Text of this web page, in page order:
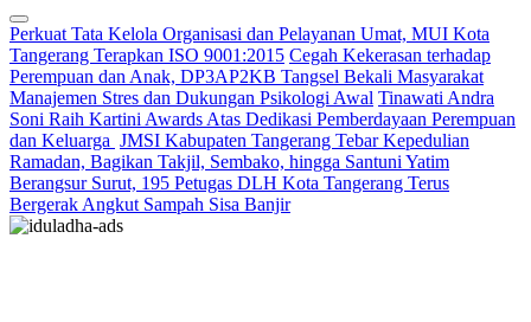
Perkuat Tata Kelola Organisasi dan Pelayanan Umat, MUI Kota
Tangerang Terapkan ISO 9001:2015 Cegah Kekerasan terhadap
Perempuan dan Anak, DP3AP2KB Tangsel Bekali Masyarakat
Manajemen Stres dan Dukungan Psikologi Awal Tinawati Andra
Soni Raih Kartini Awards Atas Dedikasi Pemberdayaan Perempuan
dan Keluarga JMSI Kabupaten Tangerang Tebar Kepedulian
Ramadan, Bagikan Takjil, Sembako, hingga Santuni Yatim
Berangsur Surut, 195 Petugas DLH Kota Tangerang Terus
Bergerak Angkut Sampah Sisa Banjir